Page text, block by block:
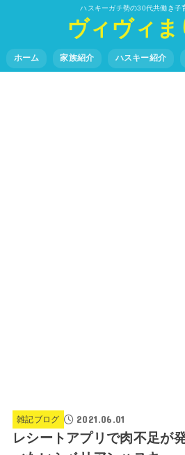
ハスキーガチ勢の30代共働き子
ヴィヴィま
ホーム 家族紹介 ハスキー紹介
雑記ブログ 2021.06.01
レシートアプリで肉不足が